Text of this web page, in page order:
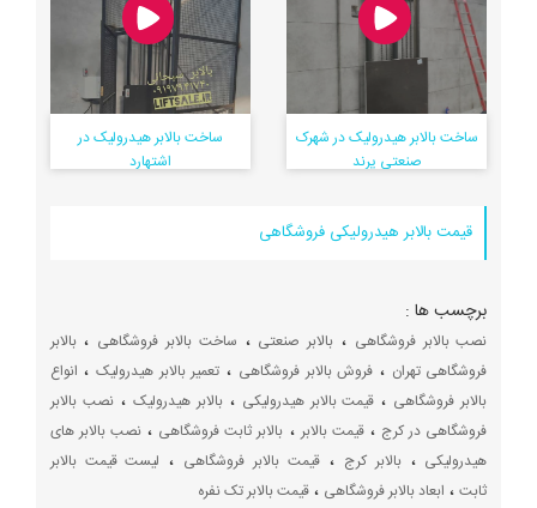
ساخت بالابر هیدرولیک در شهرک
صنعتی پرند
ساخت بالابر هیدرولیک در
اشتهارد
قیمت بالابر هیدرولیکی فروشگاهی
فروش بالابر فروشگاهی
قیمت بالابر فروشگاهی
قیمت بالابر مغازه ای
لیست قیمت بالابر مغازه ای
لیست قیمت بالابر ثابت
بالابر فروشگاهی کرج
بالابر فروشگاهی تهران
برچسب ها :
نصب بالابر فروشگاهی ، بالابر صنعتی ، ساخت بالابر فروشگاهی ،بالابر
فروشگاهی تهران ، فروش بالابر فروشگاهی ، تعمیر بالابر هیدرولیک، انواع
بالابر فروشگاهی ، قیمت بالابر هیدرولیکی ،بالابر هیدرولیک ،نصب بالابر
فروشگاهی در کرج ،قیمت بالابر، بالابر ثابت فروشگاهی ،نصب بالابر های
هیدرولیکی ،بالابر کرج ،قیمت بالابر فروشگاهی ، لیست قیمت بالابر
ثابت، ابعاد بالابر فروشگاهی ، قیمت بالابر تک نفره